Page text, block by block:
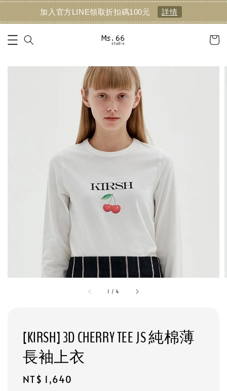
加入官方LINE領取折扣碼100元 詳情
1 /4
[KIRSH] 3D CHERRY TEE JS 純棉薄
長袖上衣
Regular
NT$ 1,640